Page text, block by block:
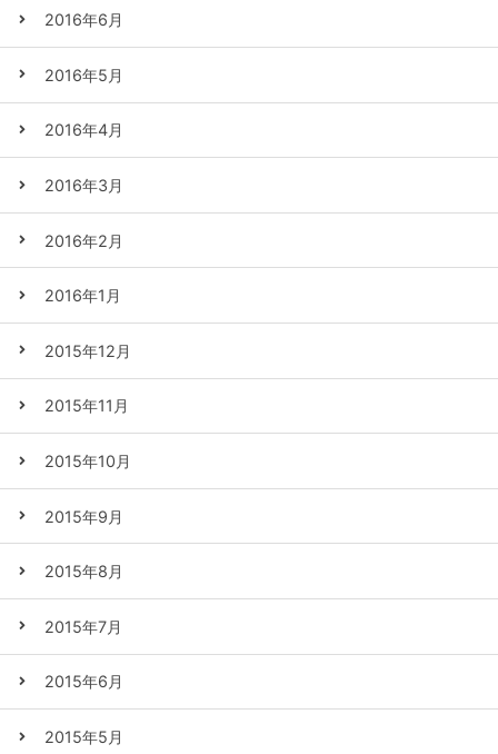
2016年6月
2016年5月
2016年4月
2016年3月
2016年2月
2016年1月
2015年12月
2015年11月
2015年10月
2015年9月
2015年8月
2015年7月
2015年6月
2015年5月